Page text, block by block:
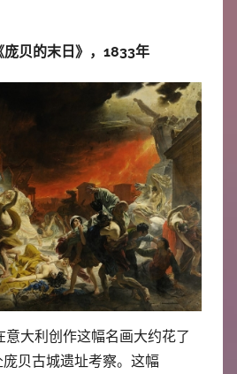
庞贝的末日》，1833年
意大利创作这幅名画大约花了
贝古城遗址考察。这幅